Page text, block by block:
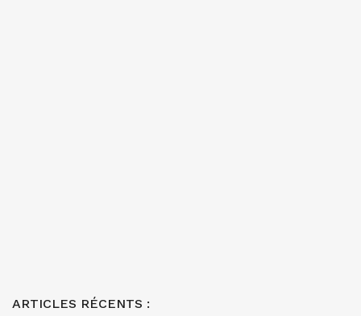
ARTICLES RÉCENTS :